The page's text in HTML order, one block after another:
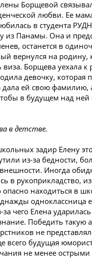
Борщевой
любви. Ее
в студента
из Панамы. Она и
останется в
вернулся на родину,
виза. Борщева уехала к
девочку, которая
ей свою фамилию,
в будущем над ней
в детстве.
задир Елену
из-за бедности,
Иногда
в рукоприкладство,
находиться в
одноклассница
за чего Елена
Победить такую
не
всего будущая
не менее